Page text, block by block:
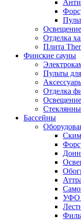
Освещение
Отделка
Плита
Финские сауны
Пульты
Отделка
Бассейны
УФО